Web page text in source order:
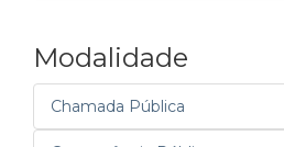
Modalidade
Chamada Pública